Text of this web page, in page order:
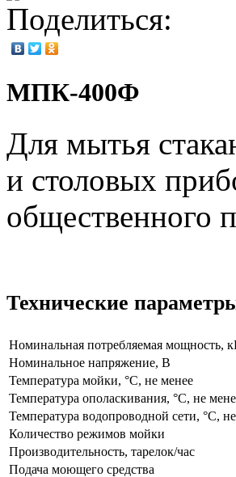
Поделиться:
МПК-400Ф
Для мытья
и столовых
общественного
Технические
Номинальная потребляемая мощность,
Номинальное напряжение, В
Температура мойки, °С, не менее
Температура ополаскивания, °С, не
Температура водопроводной сети, °С,
Количество режимов мойки
Производительность, тарелок/час
Подача моющего средства